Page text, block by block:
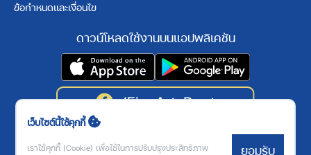
เว็บไซต์นี้ใช้คุกกี้
เราใช้คุกกี้ (Cookie) เพื่อใช้ในการปรับปรุงประสิทธิภาพ ยอมรับ
ข้อกำหนดและเงื่อนไข
ดาวน์โหลดใช้งานบนแอปพลิเคชัน
3 9 0 9 7 1